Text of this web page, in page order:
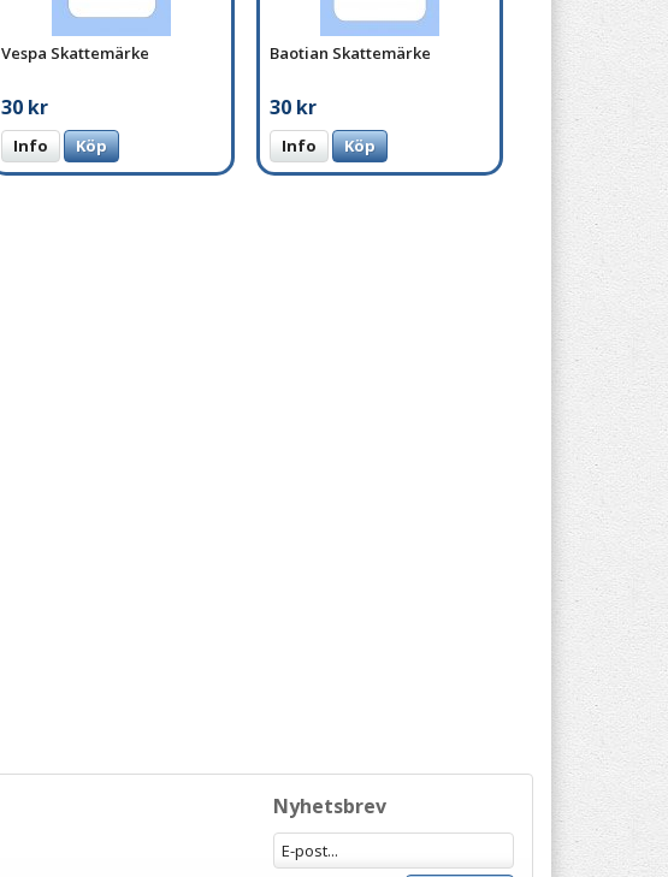
Vespa Skattemärke
30 kr
Info Köp
Baotian Skattemärke
30 kr
Info Köp
Nyhetsbrev